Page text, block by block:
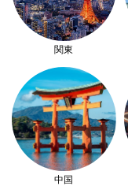
関東
中国